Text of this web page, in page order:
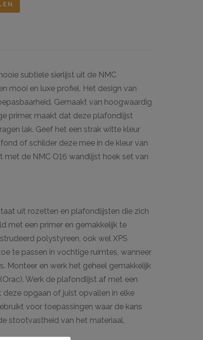
subtiele sierlijst uit de NMC
mooi en luxe profiel. Het design van
Gemaakt van hoogwaardig
primer, maakt dat deze plafondlijst
lak. Geef het een strak witte kleur
of schilder deze mee in de kleur van
met de NMC O16 wandlijst hoek set van
uit rozetten en plafondlijsten die zich
met een primer en gemakkelijk te
polystyreen, ook wel XPS
te passen in vochtige ruimtes, wanneer
Monteer en werk het geheel gemakkelijk
Werk de plafondlijst af met een
opgaan of juist opvallen in elke
voor toepassingen waar de kans
stootvastheid van het materiaal.